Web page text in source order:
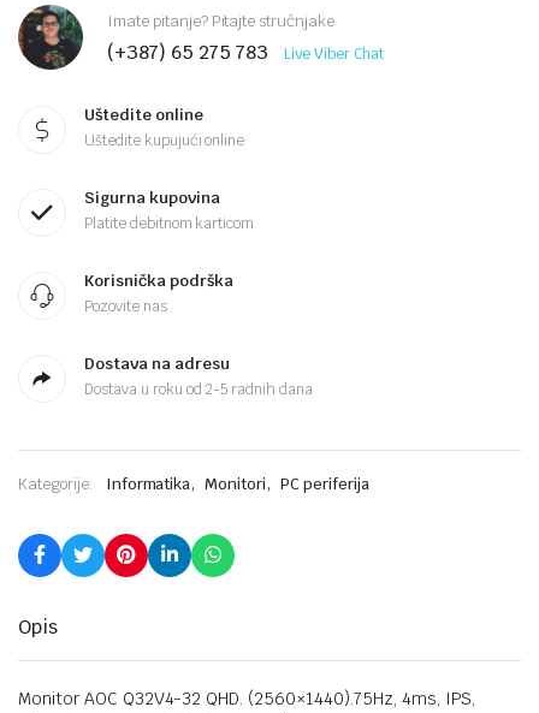
Imate pitanje? Pitajte stručnjake
(+387) 65 275 783 Live Viber Chat
Uštedite online
Uštedite kupujući online
Sigurna kupovina
Platite debitnom karticom
Korisnička podrška
Pozovite nas
Dostava na adresu
Dostava u roku od 2-5 radnih dana
Kategorije: Informatika, Monitori, PC periferija
Opis
Monitor AOC Q32V4-32 QHD. (2560×1440).75Hz, 4ms, IPS,